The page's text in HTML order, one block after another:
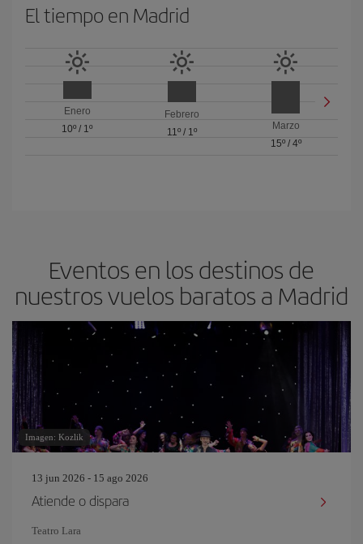
El tiempo en Madrid
Enero
10º / 1º
Febrero
11º/ 1º
Marzo
15º/ 4º
Eventos en los destinos de
nuestros vuelos baratos a Madrid
Imagen: Kozlik
13 jun 2026 - 15 ago 2026
Atiende o dispara
Teatro Lara